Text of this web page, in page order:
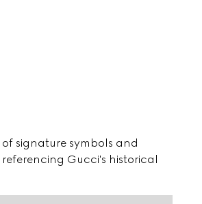
signature symbols and
Gucci's historical